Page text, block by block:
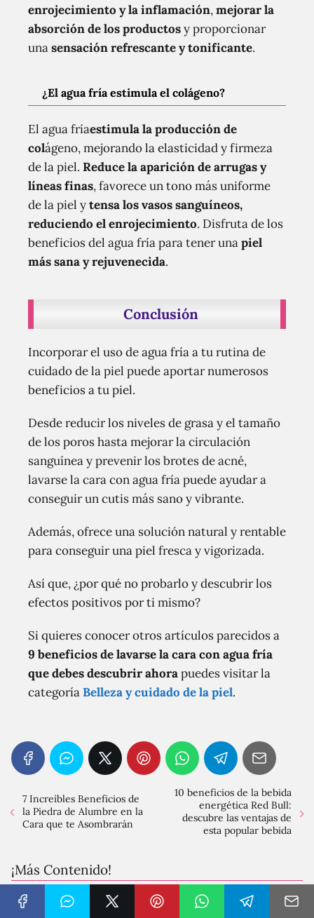
enrojecimiento y la inflamación,mejorar la
absorción de los productosy proporcionar
unasensación refrescante y tonificante.
¿El agua fría estimula el colágeno?
El agua fríaestimula la producción de
colágeno, mejorando la elasticidad y firmeza
de la piel. Reduce la aparición de arrugas y
líneas finas, favorece un tono más uniforme
de la piel ytensa los vasos sanguíneos,
reduciendo el enrojecimiento. Disfruta de los
beneficios del agua fría para tener unapiel
más sana y rejuvenecida.
Conclusión
Incorporar el uso de agua fría a tu rutina de
cuidado de la piel puede aportar numerosos
beneficios a tu piel.
Desde reducir los niveles de grasa y el tamaño
de los poros hasta mejorar la circulación
sanguínea y prevenir los brotes de acné,
lavarse la cara con agua fría puede ayudar a
conseguir un cutis más sano y vibrante.
Además, ofrece una solución natural y rentable
para conseguir una piel fresca y vigorizada.
Así que, ¿por qué no probarlo y descubrir los
efectos positivos por ti mismo?
Si quieres conocer otros artículos parecidos a
9 beneficios de lavarse la cara con agua fría
que debes descubrir ahorapuedes visitar la
categoríaBelleza y cuidado de la piel.
7 Increíbles Beneficios de
la Piedra de Alumbre en la
Cara que te Asombrarán
10 beneficios de la bebida
energética Red Bull:
descubre las ventajas de
esta popular bebida
¡Más Contenido!